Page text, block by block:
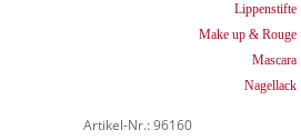
Lippenstifte
Make up & Rouge
Mascara
Nagellack
Artikel-Nr.: 96160